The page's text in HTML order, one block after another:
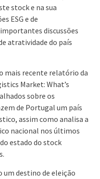
stock e na sua
ESG e de
discussões
atratividade do país
mais recente relatório da
Market: What’s
sobre os
de Portugal um país
assim como analisa a
nacional nos últimos
estado do stock
destino de eleição